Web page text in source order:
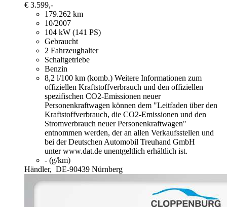
€ 3.599,-
179.262 km
10/2007
104 kW (141 PS)
Gebraucht
2 Fahrzeughalter
Schaltgetriebe
Benzin
8,2 l/100 km (komb.) Weitere Informationen zum
offiziellen Kraftstoffverbrauch und den offiziellen
spezifischen CO2-Emissionen neuer
Personenkraftwagen können dem "Leitfaden über den
Kraftstoffverbrauch, die CO2-Emissionen und den
Stromverbrauch neuer Personenkraftwagen"
entnommen werden, der an allen Verkaufsstellen und
bei der Deutschen Automobil Treuhand GmbH
unter www.dat.de unentgeltlich erhältlich ist.
- (g/km)
Händler, DE-90439 Nürnberg